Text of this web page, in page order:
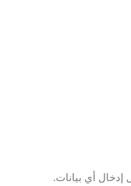
إدخال أي بيانات.